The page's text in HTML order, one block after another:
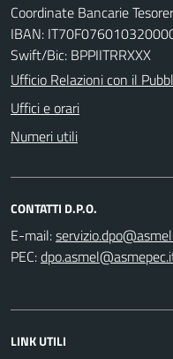
Coordinate Bancarie
IBAN:
Swift/Bic: BPPIITRRXXX
Ufficio Relazioni con il
Uffici e orari
Numeri utili
CONTATTI D.P.O.
E-mail:
PEC:
LINK UTILI